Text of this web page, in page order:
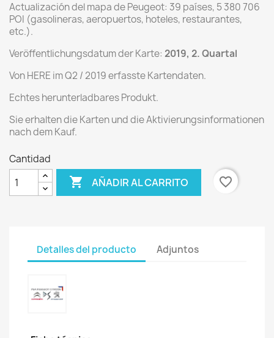
Actualización del mapa de Peugeot: 39 países, 5 380 706
POI (gasolineras, aeropuertos, hoteles, restaurantes,
etc.).
Veröffentlichungsdatum der Karte: 2019, 2. Quartal
Von HERE im Q2 / 2019 erfasste Kartendaten.
Echtes herunterladbares Produkt.
Sie erhalten die Karten und die Aktivierungsinformationen
nach dem Kauf.
Cantidad
 AÑADIR AL CARRITO favorite_border
Detalles del producto Adjuntos